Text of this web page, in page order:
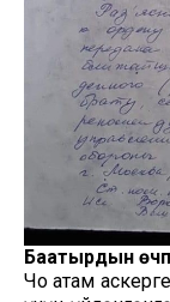
Баатырдын
Чоң атам